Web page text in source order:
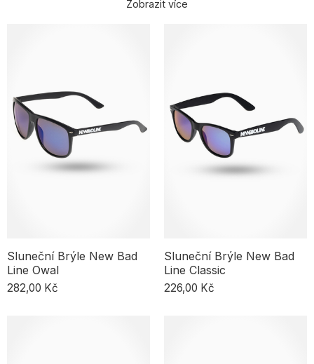
nejnovějších trendů, které jsou ideální pro váš každodenní vzhled.
jako jsou Kamuflage, Vans, 2005, Ripndip, Palto, Relab, HUF, Nike,
Premiere nebo Prosto, které jsou známé vysokou kvalitou a
odolností svých výrobků. Můžete si tak být jisti, že doplňky, které si
zakoupíte v našem obchodě, vám vydrží po mnoho sezón. Ať už
hledáte jednoduché, minimalistické doplňky, nebo extravagantnější
kousky, v našem obchodě najdete vše, co potřebujete k vytvoření
svého vysněného streetwearového vzhledu. Prohlédněte si naši
Zobrazit více
Sluneční Brýle New Bad
Line Owal
282,00 Kč
Sluneční Brýle New Bad
Line Classic
226,00 Kč